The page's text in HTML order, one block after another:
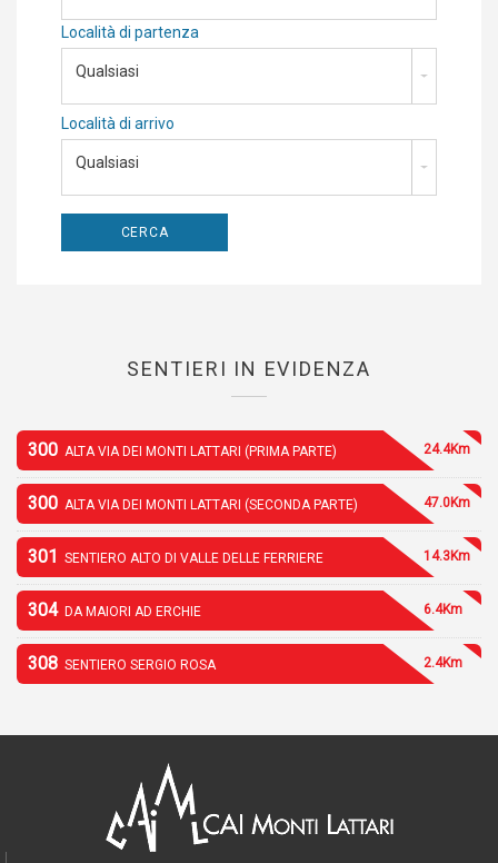
Località di partenza
Qualsiasi
Località di arrivo
Qualsiasi
SENTIERI IN EVIDENZA
300 ALTA VIA DEI MONTI LATTARI (PRIMA PARTE) 24.4Km
300 ALTA VIA DEI MONTI LATTARI (SECONDA PARTE) 47.0Km
301 SENTIERO ALTO DI VALLE DELLE FERRIERE 14.3Km
304 DA MAIORI AD ERCHIE 6.4Km
308 SENTIERO SERGIO ROSA 2.4Km